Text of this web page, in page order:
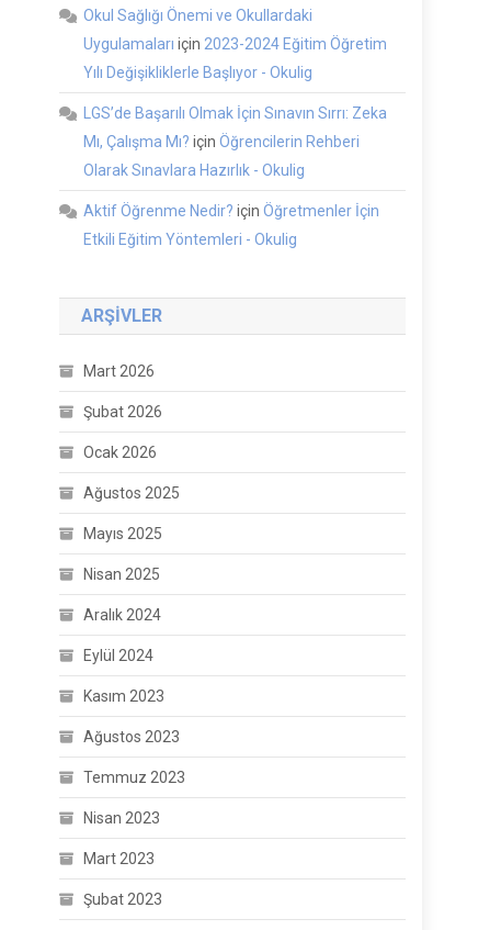
Okul Sağlığı Önemi ve Okullardaki
Uygulamaları için 2023-2024 Eğitim Öğretim
Yılı Değişikliklerle Başlıyor - Okulig
LGS’de Başarılı Olmak İçin Sınavın Sırrı: Zeka
Mı, Çalışma Mı? içinÖğrencilerin Rehberi
Olarak Sınavlara Hazırlık - Okulig
Aktif Öğrenme Nedir? içinÖğretmenler İçin
Etkili Eğitim Yöntemleri - Okulig
ARŞIVLER
Mart 2026
Şubat 2026
Ocak 2026
Ağustos 2025
Mayıs 2025
Nisan 2025
Aralık 2024
Eylül 2024
Kasım 2023
Ağustos 2023
Temmuz 2023
Nisan 2023
Mart 2023
Şubat 2023